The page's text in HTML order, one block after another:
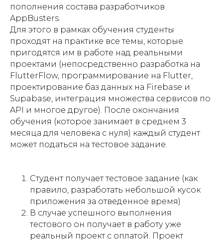
пополнения состава разработчиков
AppBusters.
Для этого в рамках обучения студенты
проходят на практике все темы, которые
пригодятся им в работе над реальными
проектами (непосредственно разработка на
FlutterFlow, программирование на Flutter,
проектирование баз данных на Firebase и
Supabase, интеграция множества сервисов по
API и многое другое). После окончания
обучения (которое занимает в среднем 3
месяца для человека с нуля) каждый студент
может податься на тестовое задание.
Студент получает тестовое задание (как
правило, разработать небольшой кусок
приложения за отведенное время)
В случае успешного выполнения
тестового он получает в работу уже
реальный проект с оплатой. Проект